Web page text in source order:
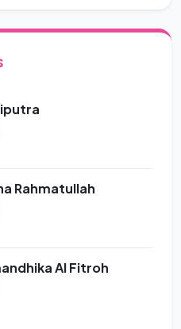
Rahmatullah
Al Fitroh